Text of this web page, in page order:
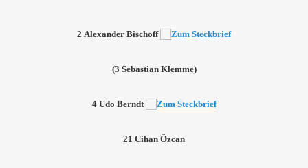
2 Alexander Bischoff
(3 Sebastian Klemme)
4 Udo Berndt
21 Cihan Özcan